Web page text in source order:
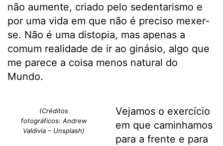
não aumente, criado pelo sedentarismo e
por uma vida em que não é preciso mexer-
se. Não é uma distopia, mas apenas a
comum realidade de ir ao ginásio, algo que
me parece a coisa menos natural do
Mundo.
(Créditos
fotográficos: Andrew
Valdivia – Unsplash)
Vejamos o exercício
em que caminhamos
para a frente e para